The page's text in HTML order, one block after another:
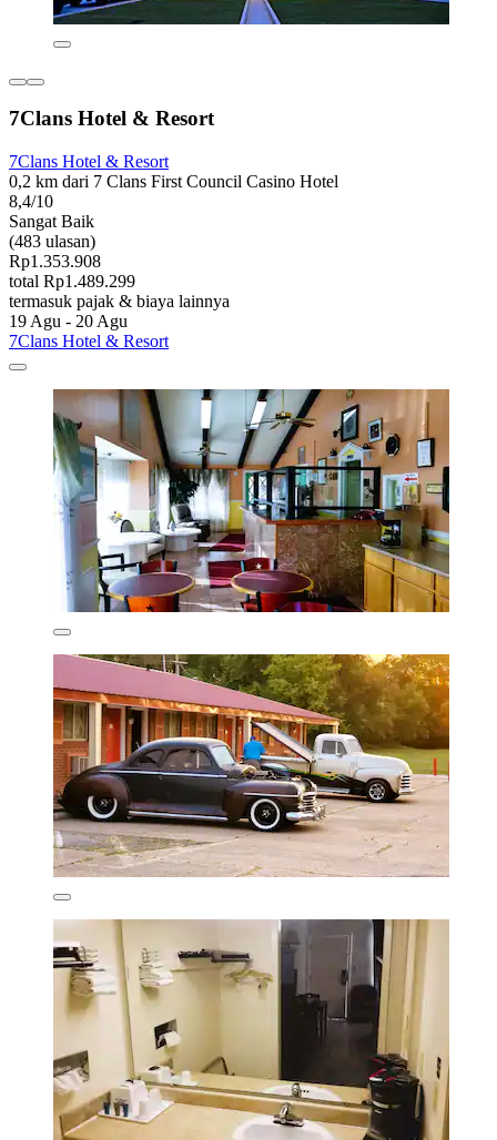
7Clans Hotel & Resort
7Clans Hotel & Resort
0,2 km dari 7 Clans First Council Casino Hotel
8,4/10
Sangat Baik
(483 ulasan)
Rp1.353.908
total Rp1.489.299
termasuk pajak & biaya lainnya
19 Agu - 20 Agu
7Clans Hotel & Resort